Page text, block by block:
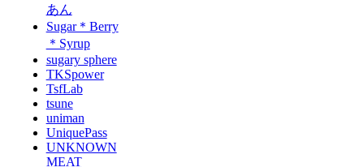
あん
Sugar＊Berry
＊Syrup
sugary sphere
TKSpower
TsfLab
tsune
uniman
UniquePass
UNKNOWN
MEAT